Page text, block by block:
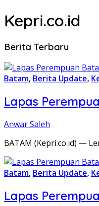
Kepri.co.id
Berita Terbaru
Batam, Berita Update,
Lapas
Anwar Saleh
BATAM (Kepri.co.id) —
Batam, Berita Update,
Lapas